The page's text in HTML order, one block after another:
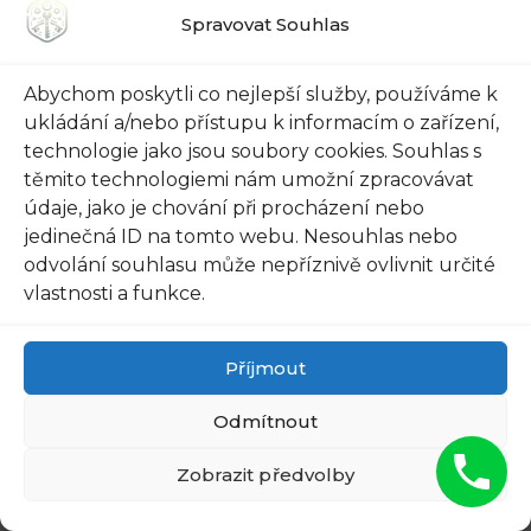
Spravovat Souhlas
Abychom poskytli co nejlepší služby, používáme k
ukládání a/nebo přístupu k informacím o zařízení,
technologie jako jsou soubory cookies. Souhlas s
těmito technologiemi nám umožní zpracovávat
údaje, jako je chování při procházení nebo
jedinečná ID na tomto webu. Nesouhlas nebo
odvolání souhlasu může nepříznivě ovlivnit určité
vlastnosti a funkce.
Příjmout
Odmítnout
Zobrazit předvolby
smysl mít zálohy, pokud nebudou
Proto je důležité pravidelně testovat
schopnost obnovy svých záloh. Prověřte,
zda je vaše záloha úplná a funkční, a také
se ujistěte, že znáte postup pro obnovu
dat. V případě potřeby byste měli být
schopni rychle a snadno obnovit ztracená
data ze svých záloh.
Sledováním těchto klíčových kroků pro
zálohování a obnovu dat v Datovém Trezoru
minimalizujete riziko ztráty informací a
proaktivní a nezanedbávejte tyto důležité úkoly.